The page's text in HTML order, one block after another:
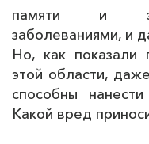
памяти и
заболеваниями, и
Но, как показали
этой области,
способны
Какой вред